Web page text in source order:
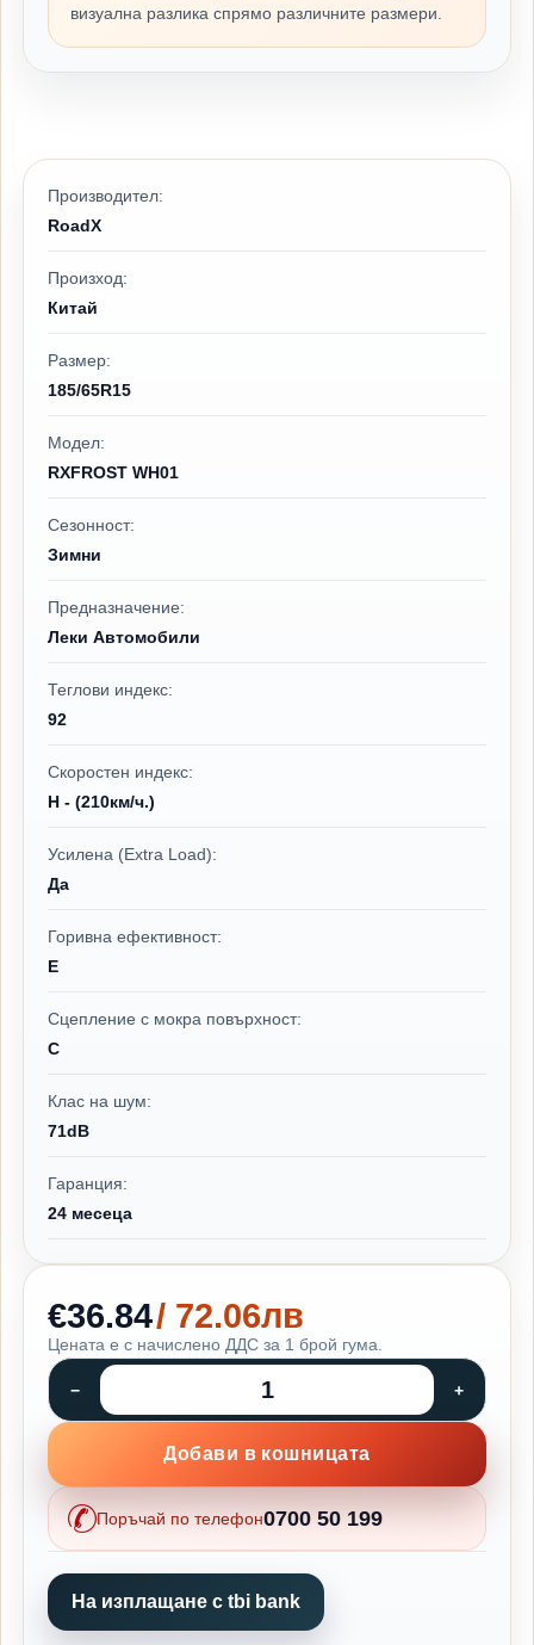
визуална разлика спрямо различните размери.
Производител:
RoadX
Произход:
Китай
Размер:
185/65R15
Модел:
RXFROST WH01
Сезонност:
Зимни
Предназначение:
Леки Автомобили
Теглови индекс:
92
Скоростен индекс:
H - (210км/ч.)
Усилена (Extra Load):
Да
Горивна ефективност:
E
Сцепление с мокра повърхност:
C
Клас на шум:
71dB
Гаранция:
24 месеца
€36.84/ 72.06лв
Цената е с начислено ДДС за 1 брой гума.
Добави в кошницата
Поръчай по телефон0700 50 199
На изплащане с tbi bank